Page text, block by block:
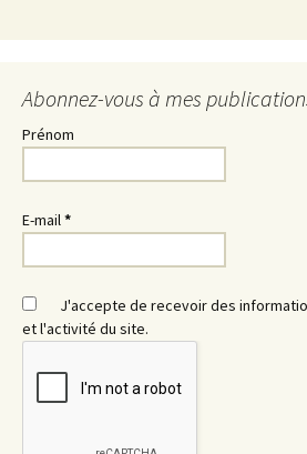
Abonnez-vous à mes
Prénom
E-mail*
J'accepte de recevoir des
et l'activité du site.